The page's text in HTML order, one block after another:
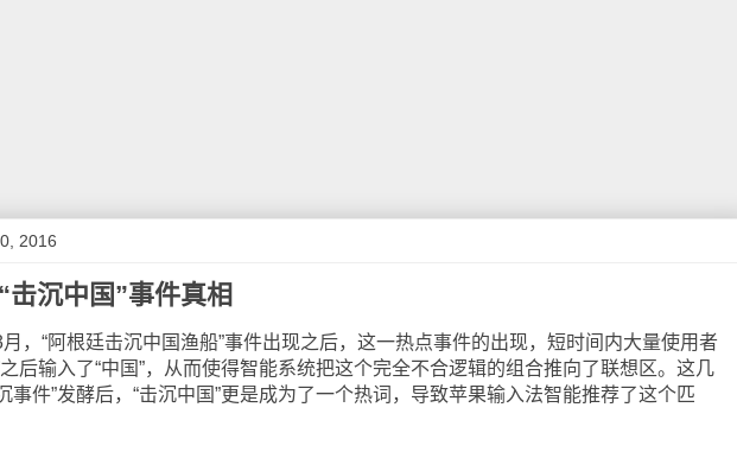
2016
击沉中国”事件真相
“阿根廷击沉中国渔船”事件出现之后，这一热点事件的出现，短时间内大量使用者
之后输入了“中国”，从而使得智能系统把这个完全不合逻辑的组合推向了联想区。这几
事件”发酵后，“击沉中国”更是成为了一个热词，导致苹果输入法智能推荐了这个匹